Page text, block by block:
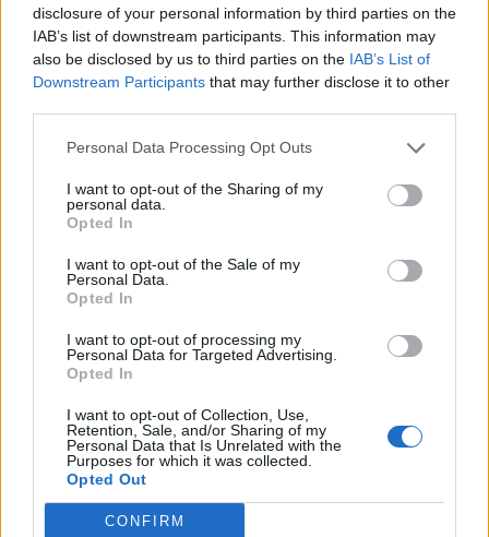
disclosure of your personal information by third parties on the
IAB’s list of downstream participants. This information may
also be disclosed by us to third parties on the IAB’s List of
Downstream Participants that may further disclose it to other
Personal Data Processing Opt Outs
I want to opt-out of the Sharing of my
personal data.
Opted In
I want to opt-out of the Sale of my
Personal Data.
Opted In
I want to opt-out of processing my
Personal Data for Targeted Advertising.
Opted In
I want to opt-out of Collection, Use,
Retention, Sale, and/or Sharing of my
Personal Data that Is Unrelated with the
Purposes for which it was collected.
Opted Out
CONFIRM
WhiciaQ
User
Na forum zabronione są treści: obraźliwe, wulgarne,
Symbol, do którego masz uwagi - nie jest póki co -
powiązany z żadnym z powyższych. W naszej opinii - jest
symbolem społecznym.
Oct 28, 2020
Ruch społeczny – forma zbiorowego, spontanicznego
działaniapewnych
zmierzającego do określonego celu i często do wywołania
zmiany społecznej.